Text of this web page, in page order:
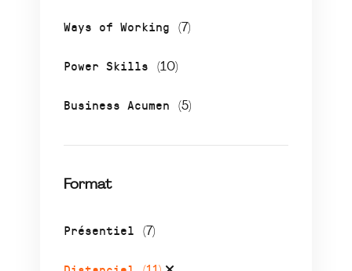
Ways of Working (7)
Power Skills (10)
Business Acumen (5)
Format
Présentiel (7)